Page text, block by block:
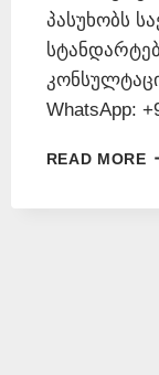
პასუხობს
WhatsApp:
READ MORE